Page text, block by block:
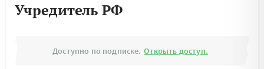
Учредитель РФ
Доступно по подписке. Открыть доступ.